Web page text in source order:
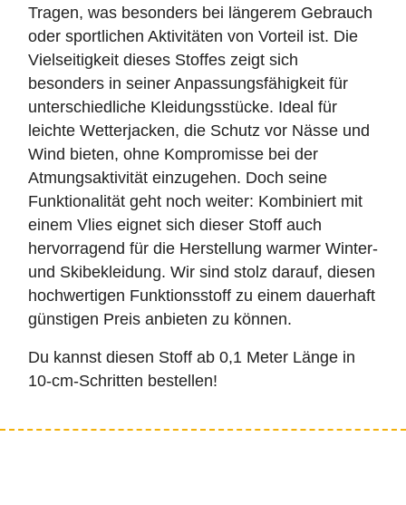
Tragen, was besonders bei längerem Gebrauch
oder sportlichen Aktivitäten von Vorteil ist. Die
Vielseitigkeit dieses Stoffes zeigt sich
besonders in seiner Anpassungsfähigkeit für
unterschiedliche Kleidungsstücke. Ideal für
leichte Wetterjacken, die Schutz vor Nässe und
Wind bieten, ohne Kompromisse bei der
Atmungsaktivität einzugehen. Doch seine
Funktionalität geht noch weiter: Kombiniert mit
einem Vlies eignet sich dieser Stoff auch
hervorragend für die Herstellung warmer Winter-
und Skibekleidung. Wir sind stolz darauf, diesen
hochwertigen Funktionsstoff zu einem dauerhaft
günstigen Preis anbieten zu können.
Du kannst diesen Stoff ab 0,1 Meter Länge in
10-cm-Schritten bestellen!